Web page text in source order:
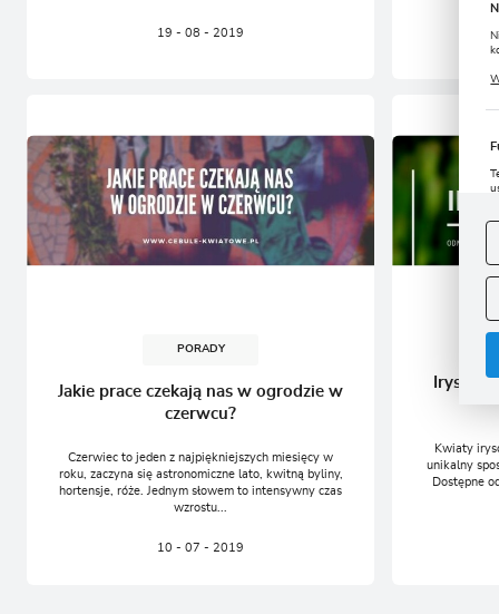
19 - 08 - 2019
PORADY
Jakie prace czekają nas w ogrodzie w
czerwcu?
Czerwiec to jeden z najpiękniejszych miesięcy w
roku, zaczyna się astronomiczne lato, kwitną byliny,
hortensje, róże. Jednym słowem to intensywny czas
wzrostu...
10 - 07 - 2019
Irysy-
Kwiaty
unikalny
Dostępne